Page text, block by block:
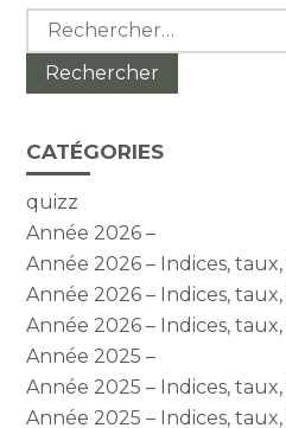
Rechercher :
CATÉGORIES
quizz
Année 2026 –
Année 2026 – Indices,
Année 2026 – Indices,
Année 2026 – Indices,
Année 2025 –
Année 2025 – Indices,
Année 2025 – Indices,